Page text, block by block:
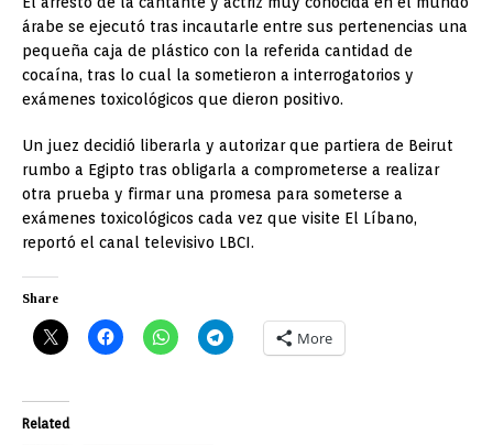
árabe se ejecutó tras incautarle entre sus pertenencias una
pequeña caja de plástico con la referida cantidad de
cocaína, tras lo cual la sometieron a interrogatorios y
exámenes toxicológicos que dieron positivo.
Un juez decidió liberarla y autorizar que partiera de Beirut
rumbo a Egipto tras obligarla a comprometerse a realizar
otra prueba y firmar una promesa para someterse a
exámenes toxicológicos cada vez que visite El Líbano,
reportó el canal televisivo LBCI.
Share
More
Related